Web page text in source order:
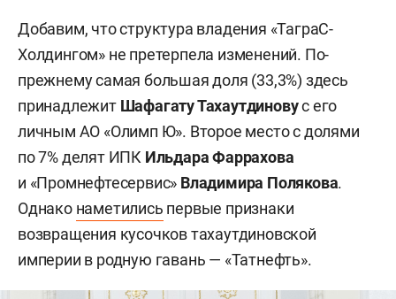
Добавим, что структура владения «ТаграС-
Холдингом» не претерпела изменений. По-
прежнему самая большая доля (33,3%) здесь
принадлежит Шафагату Тахаутдиновус его
личным АО «Олимп Ю». Второе место с долями
по 7% делят ИПК Ильдара Фаррахова
и «Промнефтесервис» Владимира Полякова.
Однако наметились первые признаки
возвращения кусочков тахаутдиновской
империи в родную гавань — «Татнефть».